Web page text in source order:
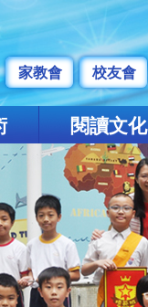
家教會 校友會
閱讀文化